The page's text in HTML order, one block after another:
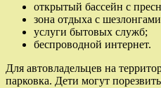
открытый бассейн с
зона отдыха с
услуги бытовых служб;
беспроводной интернет.
Для автовладельцев на
парковка. Дети могут